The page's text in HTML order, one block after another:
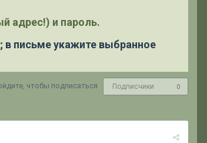
адрес!) и пароль.
; в письме укажите выбранное
чтобы подписаться Подписчики 0